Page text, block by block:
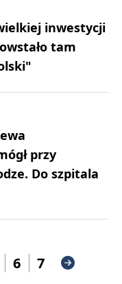
inwestycji
tam
przy
Do szpitala
6 7